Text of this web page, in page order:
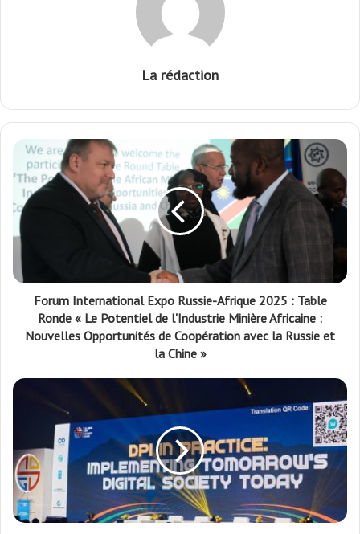
La rédaction
Forum International Expo Russie-Afrique 2025 : Table
Ronde « Le Potentiel de l'Industrie Minière Africaine :
Nouvelles Opportunités de Coopération avec la Russie et
la Chine »